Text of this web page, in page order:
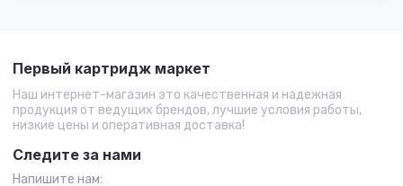
Первый картридж маркет
Наш интернет-магазин это качественная и надежная
продукция от ведущих брендов, лучшие условия работы,
низкие цены и оперативная доставка!
Следите за нами
Напишите нам: